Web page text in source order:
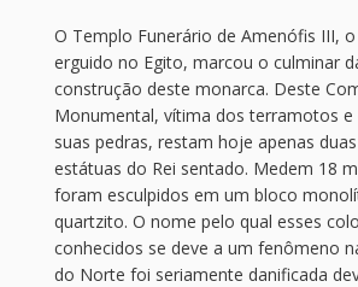
O Templo Funerário de Amenófis III,
erguido no Egito, marcou o culminar
construção deste monarca. Deste
Monumental, vítima dos terramotos e
suas pedras, restam hoje apenas
estátuas do Rei sentado. Medem 18
foram esculpidos em um bloco
quartzito. O nome pelo qual esses
conhecidos se deve a um fenômeno
do Norte foi seriamente danificada